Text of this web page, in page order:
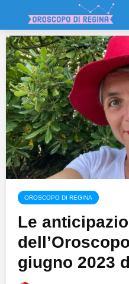
OROSCOPO DI REGINA
Le
giugno 2023